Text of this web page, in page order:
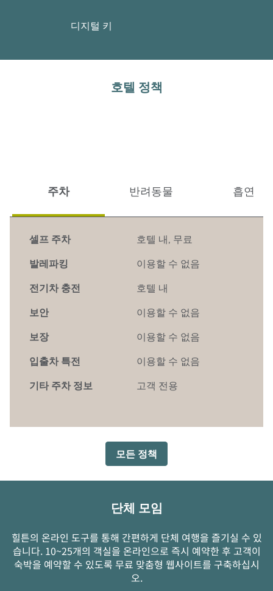
디지털 키
호텔 정책
주차 반려동물 흡연
셀프 주차 호텔 내, 무료
발레파킹 이용할 수 없음
전기차 충전 호텔 내
보안 이용할 수 없음
보장 이용할 수 없음
입출차 특전 이용할 수 없음
기타 주차 정보 고객 전용
모든 정책
단체 모임
힐튼의 온라인 도구를 통해 간편하게 단체 여행을 즐기실 수 있
습니다. 10~25개의 객실을 온라인으로 즉시 예약한 후 고객이
숙박을 예약할 수 있도록 무료 맞춤형 웹사이트를 구축하십시
오.